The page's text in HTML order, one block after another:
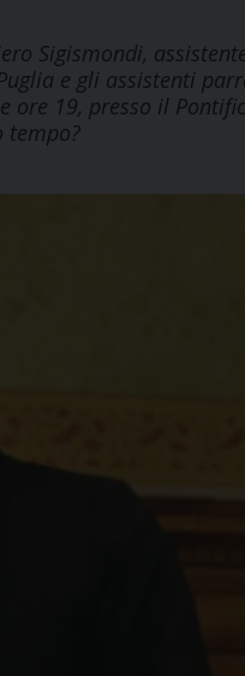
Sigismondi,
e gli assistenti
ore 19, presso il
tempo?